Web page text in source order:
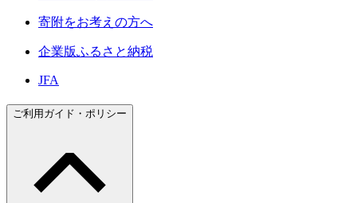
寄附をお考えの方へ
企業版ふるさと納税
JFA
ご利用ガイド・ポリシー